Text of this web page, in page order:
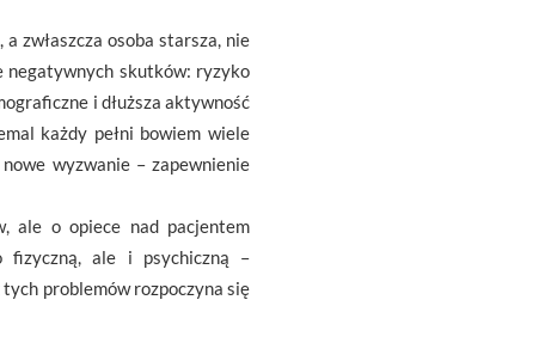
zwłaszcza osoba starsza, nie
negatywnych skutków: ryzyko
i dłuższa aktywność
każdy pełni bowiem wiele
wyzwanie – zapewnienie
ale o opiece nad pacjentem
fizyczną, ale i psychiczną –
problemów rozpoczyna się